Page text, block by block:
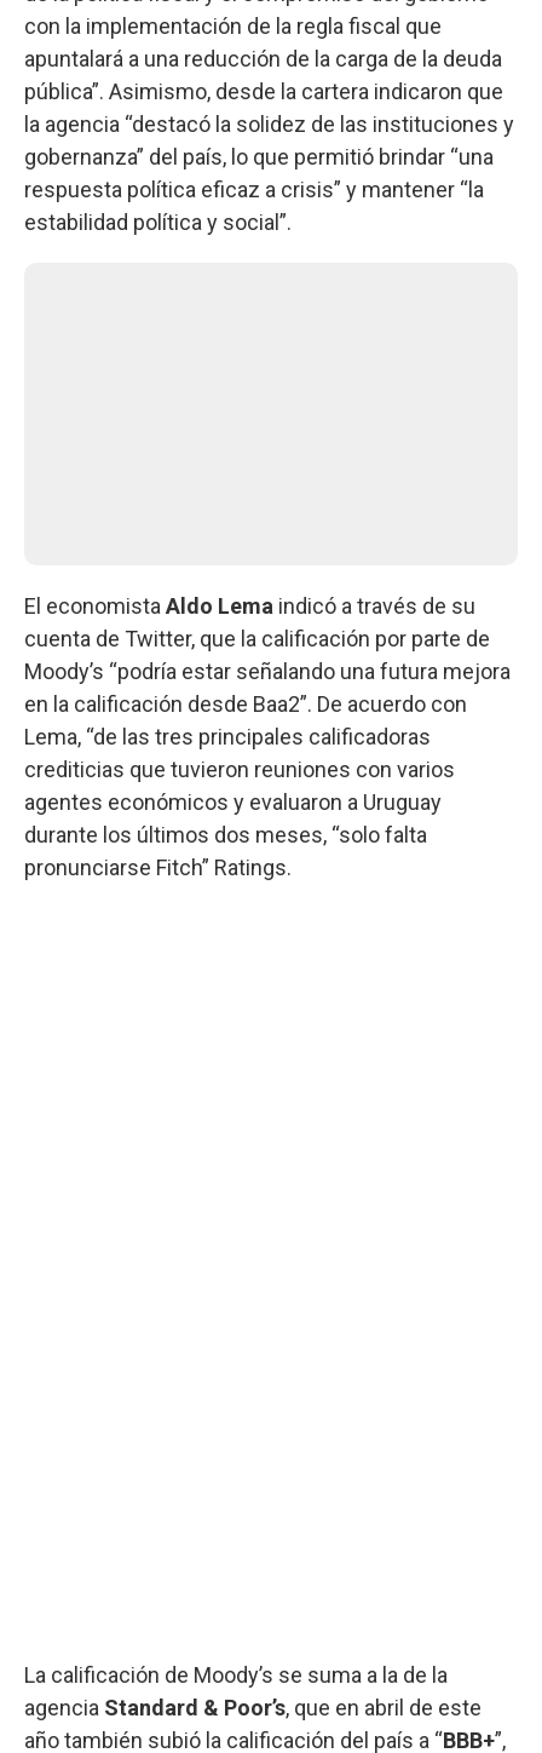
con la implementación de la regla fiscal que
apuntalará a una reducción de la carga de la deuda
pública”. Asimismo, desde la cartera indicaron que
la agencia “destacó la solidez de las instituciones y
gobernanza” del país, lo que permitió brindar “una
respuesta política eficaz a crisis” y mantener “la
estabilidad política y social”.
El economista Aldo Lema indicó a través de su
cuenta de Twitter, que la calificación por parte de
Moody’s “podría estar señalando una futura mejora
en la calificación desde Baa2”. De acuerdo con
Lema, “de las tres principales calificadoras
crediticias que tuvieron reuniones con varios
agentes económicos y evaluaron a Uruguay
durante los últimos dos meses, “solo falta
pronunciarse Fitch” Ratings.
La calificación de Moody’s se suma a la de la
agencia Standard & Poor’s, que en abril de este
año también subió la calificación del país a “BBB+”,